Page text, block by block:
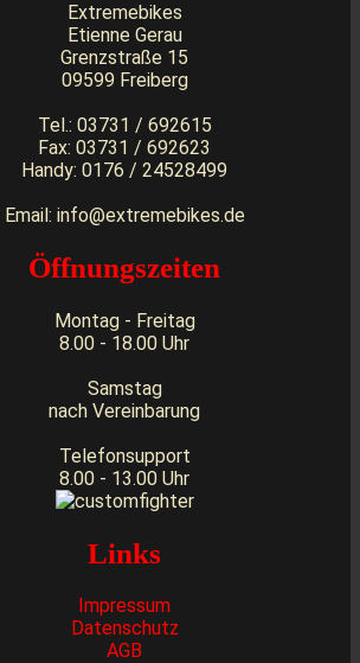
Extremebikes
Etienne Gerau
Grenzstraße 15
09599 Freiberg
Tel.: 03731 / 692615
Fax: 03731 / 692623
Handy: 0176 / 24528499
Email: info@extremebikes.de
Öffnungszeiten
Montag - Freitag
8.00 - 18.00 Uhr
Samstag
nach Vereinbarung
Telefonsupport
8.00 - 13.00 Uhr
Links
Impressum
Datenschutz
AGB